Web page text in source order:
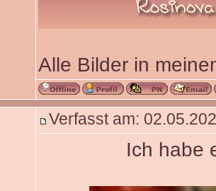
Alle Bilder in
Verfasst am:
Ich habe